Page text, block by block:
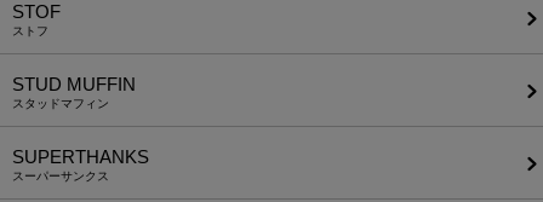
STOF
ストフ
STUD MUFFIN
スタッドマフィン
SUPERTHANKS
スーパーサンクス